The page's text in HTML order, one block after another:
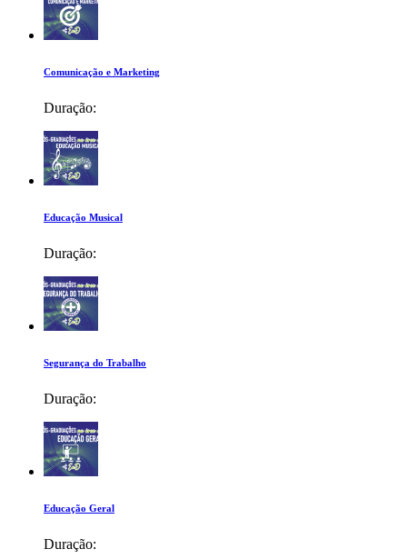
Comunicação e Marketing
Duração:
Educação Musical
Duração:
Segurança do Trabalho
Duração:
Educação Geral
Duração: